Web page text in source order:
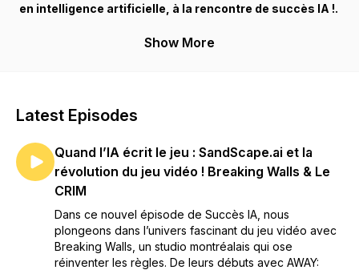
en intelligence artificielle, à la rencontre de succès IA !.
Show More
Latest Episodes
Quand l’IA écrit le jeu : SandScape.ai et la
révolution du jeu vidéo ! Breaking Walls & Le
CRIM
Dans ce nouvel épisode de Succès IA, nous
plongeons dans l’univers fascinant du jeu vidéo avec
Breaking Walls, un studio montréalais qui ose
réinventer les règles. De leurs débuts avec AWAY: